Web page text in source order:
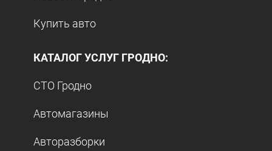
Купить авто
КАТАЛОГ УСЛУГ ГРОДНО:
СТО Гродно
Автомагазины
Авторазборки